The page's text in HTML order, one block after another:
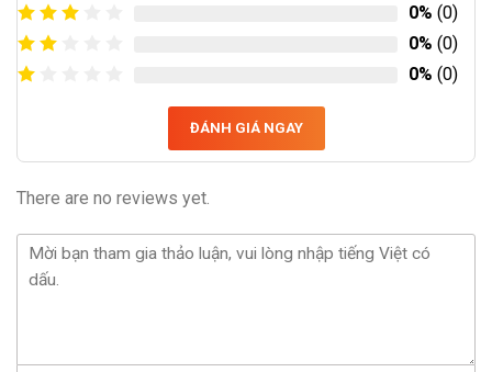
0% (0)
0% (0)
0% (0)
ĐÁNH GIÁ NGAY
There are no reviews yet.